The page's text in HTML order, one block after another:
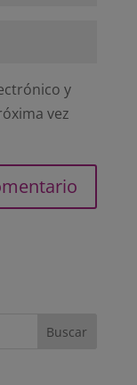
y
vez